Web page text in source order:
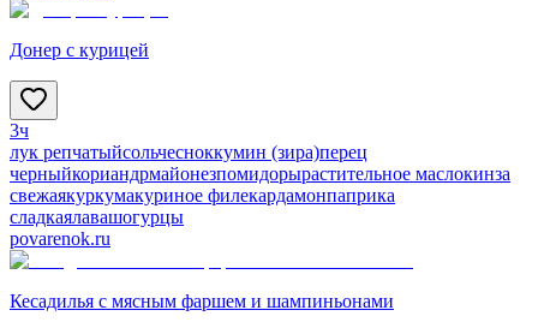
Донер с курицей
3ч
лук репчатыйсольчесноккумин (зира)перец
черныйкориандрмайонезпомидорырастительное маслокинза
свежаякуркумакуриное филекардамонпаприка
сладкаялавашогурцы
povarenok.ru
Кесадилья с мясным фаршем и шампиньонами